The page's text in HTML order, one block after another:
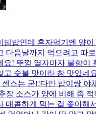
빔밥인데 혼자먹기엔 양이
다음날까지 먹으려고 따
요! 뚜껑 열자마자 불향이
고 숯불 맛이라 참 맛있네
스는 굳!! ​다만 밥이랑 야
장 소스가 양에 비해 좀
매콤하게 먹는 걸 좋아해